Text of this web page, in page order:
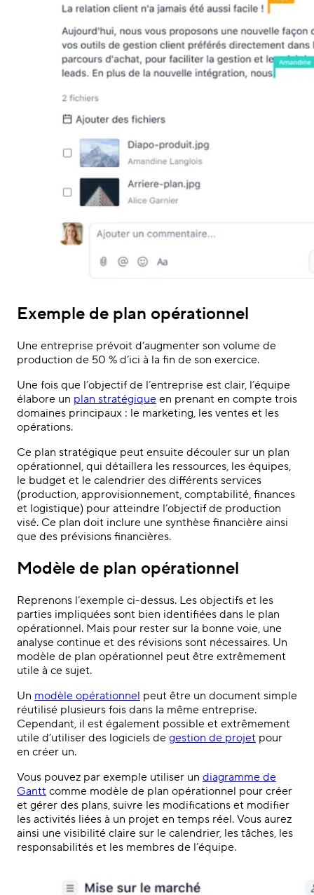
Exemple de plan opérationnel
Une entreprise prévoit d’augmenter son volume de
production de 50 % d’ici à la fin de son exercice.
Une fois que l’objectif de l’entreprise est clair, l’équipe
élabore un plan stratégique en prenant en compte trois
domaines principaux : le marketing, les ventes et les
opérations.
Ce plan stratégique peut ensuite découler sur un plan
opérationnel, qui détaillera les ressources, les équipes,
le budget et le calendrier des différents services
(production, approvisionnement, comptabilité, finances
et logistique) pour atteindre l’objectif de production
visé. Ce plan doit inclure une synthèse financière ainsi
que des prévisions financières.
Modèle de plan opérationnel
Reprenons l’exemple ci-dessus. Les objectifs et les
parties impliquées sont bien identifiées dans le plan
opérationnel. Mais pour rester sur la bonne voie, une
analyse continue et des révisions sont nécessaires. Un
modèle de plan opérationnel peut être extrêmement
utile à ce sujet.
Un modèle opérationnel peut être un document simple
réutilisé plusieurs fois dans la même entreprise.
Cependant, il est également possible et extrêmement
utile d’utiliser des logiciels de gestion de projet pour
en créer un.
Vous pouvez par exemple utiliser un diagramme de
Gantt comme modèle de plan opérationnel pour créer
et gérer des plans, suivre les modifications et modifier
les activités liées à un projet en temps réel. Vous aurez
ainsi une visibilité claire sur le calendrier, les tâches, les
responsabilités et les membres de l’équipe.